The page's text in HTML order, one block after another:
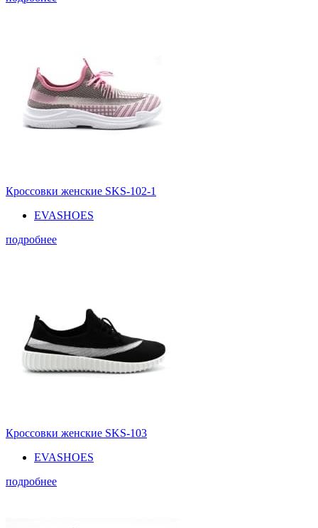
Кроссовки женские SKS-102-1
EVASHOES
подробнее
Кроссовки женские SKS-103
EVASHOES
подробнее